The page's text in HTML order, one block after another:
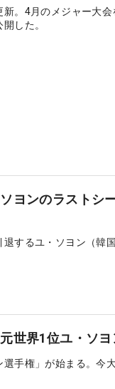
。4月のメジャー大
した。
ソヨンのラスト
するユ・ソヨン（韓
世界1位ユ・ソ
手権」が始まる。今